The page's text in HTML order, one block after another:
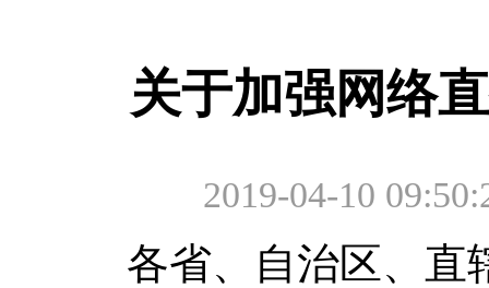
关于加强网络
2019-04-10
各省、自治区、直辖